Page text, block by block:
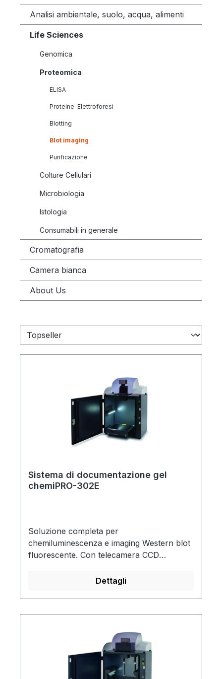
Analisi ambientale, suolo, acqua, alimenti
Life Sciences
Genomica
Proteomica
ELISA
Proteine-Elettroforesi
Blotting
Blot imaging
Purificazione
Colture Cellulari
Microbiologia
Istologia
Consumabili in generale
Cromatografia
Camera bianca
About Us
Sistema di documentazione gel
chemiPRO-302E
Soluzione completa per
chemiluminescenza e imaging Western blot
fluorescente. Con telecamera CCD
efficienza quantica, per il rilevamento di
aumentare i tempi di esposizione per
senza aggiungere fastidiosi rumori di fondo.
Adatto per chemiluminescenza Western
blot, radiazioni automatiche, DNA o RNA
colorati con bromuro di etidio, coloranti
Dettagli